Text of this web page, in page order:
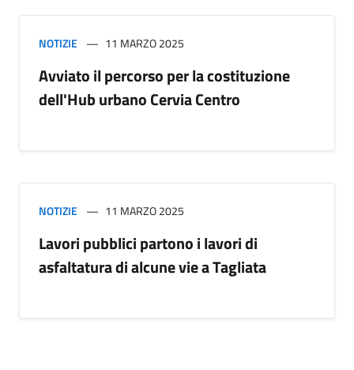
NOTIZIE 11 MARZO 2025
Avviato il percorso per la costituzione
dell'Hub urbano Cervia Centro
NOTIZIE 11 MARZO 2025
Lavori pubblici partono i lavori di
asfaltatura di alcune vie a Tagliata